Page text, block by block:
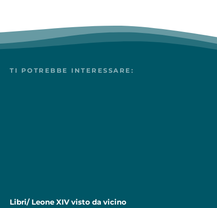
TI POTREBBE INTERESSARE:
Libri/ Leone XIV visto da vicino